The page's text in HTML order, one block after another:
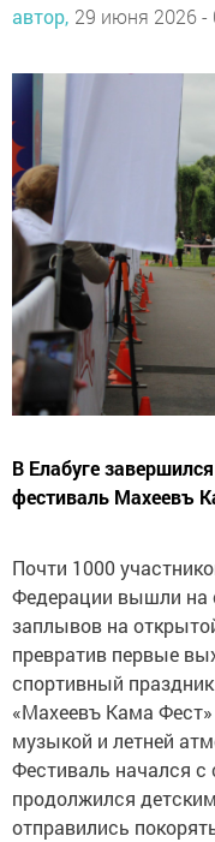
автор, 29 июня 2026 -
В Елабуге
фестиваль Махеевъ
Почти 1000
Федерации вышли на
заплывов на
превратив первые
спортивный
«Махеевъ Кама
музыкой и летней
Фестиваль начался с
продолжился
отправились